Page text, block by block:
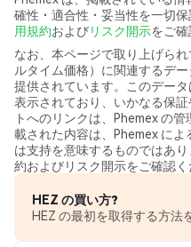
確性・適合性・妥当性を一切保
用規約およびリスク開示をご確
なお、本ページで取り上げら
ルタイム価格）に関連するデ
提供されています。このデー
表示されており、いかなる保
トへのリンクは、Phemex の
載された内容は、Phemex に
は支持を意味するものではあ
約およびリスク開示をご確認く
HEZ の買い方?
HEZ の最初を取得する方法